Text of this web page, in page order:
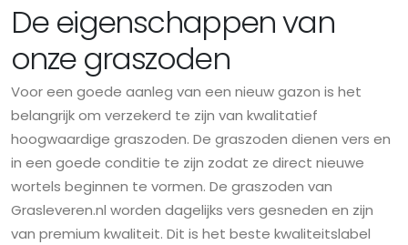
De eigenschappen van
onze graszoden
Voor een goede aanleg van een nieuw gazon is het
belangrijk om verzekerd te zijn van kwalitatief
hoogwaardige graszoden. De graszoden dienen vers en
in een goede conditie te zijn zodat ze direct nieuwe
wortels beginnen te vormen. De graszoden van
Grasleveren.nl worden dagelijks vers gesneden en zijn
van premium kwaliteit. Dit is het beste kwaliteitslabel